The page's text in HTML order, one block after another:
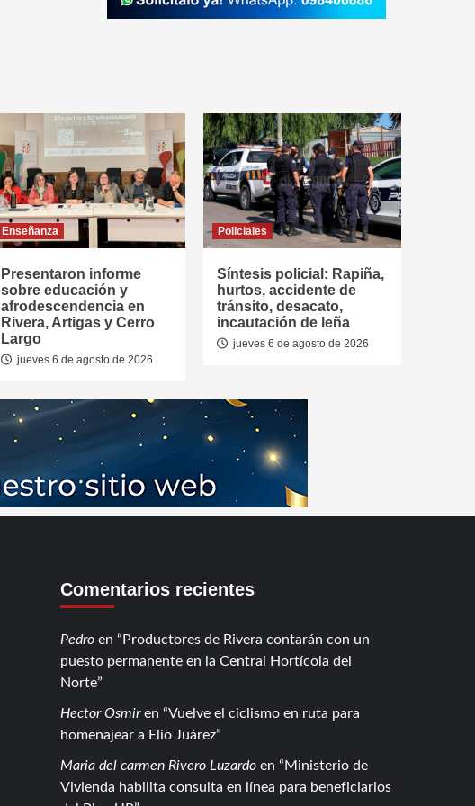
Enseñanza
Presentaron informe
sobre educación y
afrodescendencia en
Rivera, Artigas y Cerro
Largo
jueves 6 de agosto de 2026
Policiales
Síntesis policial: Rapiña,
hurtos, accidente de
tránsito, desacato,
incautación de leña
jueves 6 de agosto de 2026
Comentarios recientes
Pedroen
Productores de Rivera contarán con un
puesto permanente en la Central Hortícola del
Norte
Hector Osmiren
Vuelve el ciclismo en ruta para
homenajear a Elio Juárez
Maria del carmen Rivero Luzardoen
Ministerio de
Vivienda habilita consulta en línea para beneficiarios